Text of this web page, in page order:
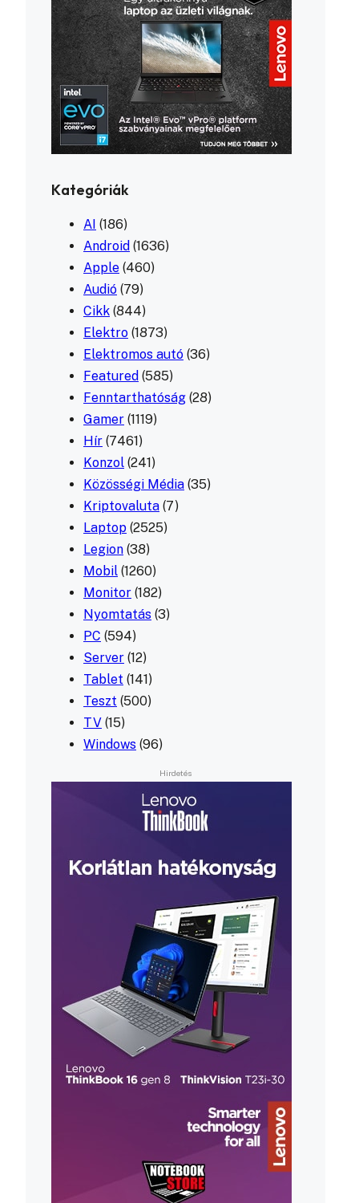
Kategóriák
AI (186)
Android (1636)
Apple (460)
Audió (79)
Cikk (844)
Elektro (1873)
Elektromos autó (36)
Featured (585)
Fenntarthatóság (28)
Gamer (1119)
Hír (7461)
Konzol (241)
Közösségi Média (35)
Kriptovaluta (7)
Laptop (2525)
Legion (38)
Mobil (1260)
Monitor (182)
Nyomtatás (3)
PC (594)
Server (12)
Tablet (141)
Teszt (500)
TV (15)
Windows (96)